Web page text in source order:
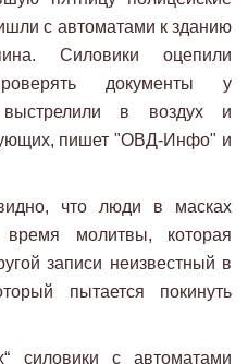
с автоматами к зданию
Силовики оцепили
документы у
в воздух и
пишет "ОВД-Инфо" и
что люди в масках
молитвы, которая
записи неизвестный в
пытается покинуть
силовики с автоматами